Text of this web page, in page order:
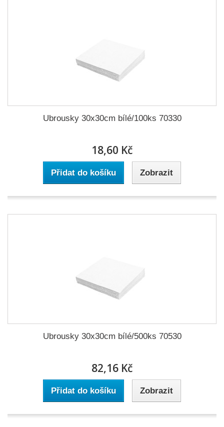
Ubrousky 30x30cm bílé/100ks 70330
18,60 Kč
Přidat do košíku Zobrazit
Ubrousky 30x30cm bílé/500ks 70530
82,16 Kč
Přidat do košíku Zobrazit